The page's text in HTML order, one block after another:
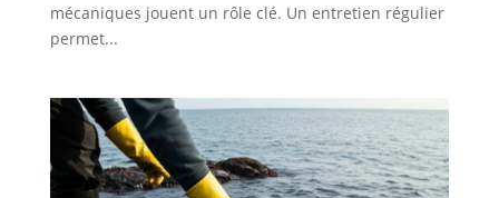
mécaniques jouent un rôle clé. Un entretien régulier
permet...